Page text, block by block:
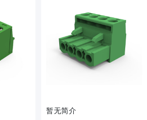
暂无简介